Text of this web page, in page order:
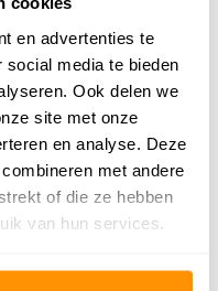
en advertenties te
media te bieden
Ook delen we
site met onze
en analyse. Deze
met andere
of die ze hebben
van hun services.